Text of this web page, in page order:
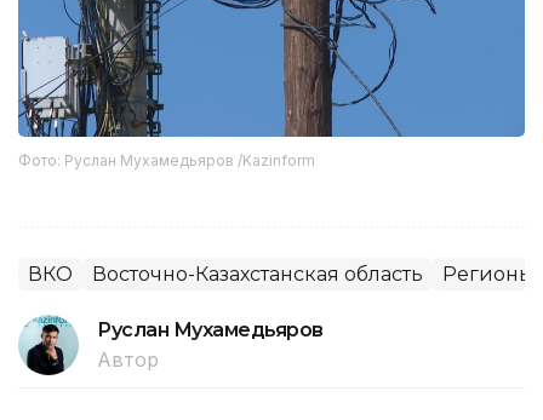
Фото: Руслан Мухамедьяров /Kazinform
ВКО Восточно-Казахстанская область Регионы
Руслан Мухамедьяров
Автор